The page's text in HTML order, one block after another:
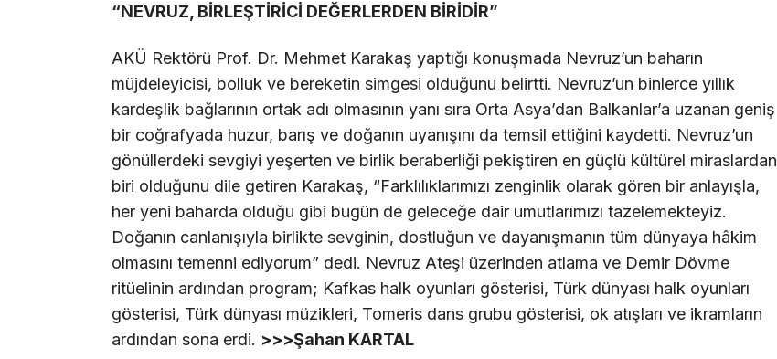
“NEVRUZ, BİRLEŞTİRİCİ DEĞERLERDEN BİRİDİR”
AKÜ Rektörü Prof. Dr. Mehmet Karakaş yaptığı konuşmada Nevruz’un baharın
müjdeleyicisi, bolluk ve bereketin simgesi olduğunu belirtti. Nevruz’un binlerce yıllık
kardeşlik bağlarının ortak adı olmasının yanı sıra Orta Asya’dan Balkanlar’a uzanan geniş
bir coğrafyada huzur, barış ve doğanın uyanışını da temsil ettiğini kaydetti. Nevruz’un
gönüllerdeki sevgiyi yeşerten ve birlik beraberliği pekiştiren en güçlü kültürel miraslardan
biri olduğunu dile getiren Karakaş, “Farklılıklarımızı zenginlik olarak gören bir anlayışla,
her yeni baharda olduğu gibi bugün de geleceğe dair umutlarımızı tazelemekteyiz.
Doğanın canlanışıyla birlikte sevginin, dostluğun ve dayanışmanın tüm dünyaya hâkim
olmasını temenni ediyorum” dedi. Nevruz Ateşi üzerinden atlama ve Demir Dövme
ritüelinin ardından program; Kafkas halk oyunları gösterisi, Türk dünyası halk oyunları
gösterisi, Türk dünyası müzikleri, Tomeris dans grubu gösterisi, ok atışları ve ikramların
ardından sona erdi. >>>Şahan KARTAL